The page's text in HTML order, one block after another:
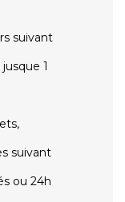
suivant
1
suivant
ou 24h